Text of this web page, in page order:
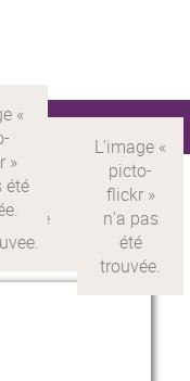
Présentation